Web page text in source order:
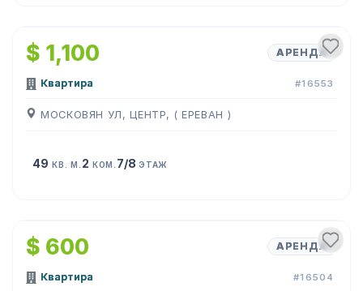
$ 1,100 АРЕНДА
Квартира #16553
МОСКОВЯН УЛ, ЦЕНТР, ( ЕРЕВАН )
49 КВ. М. 2 КОМ. 7/8ЭТАЖ
$ 600 АРЕНДА
Квартира #16504